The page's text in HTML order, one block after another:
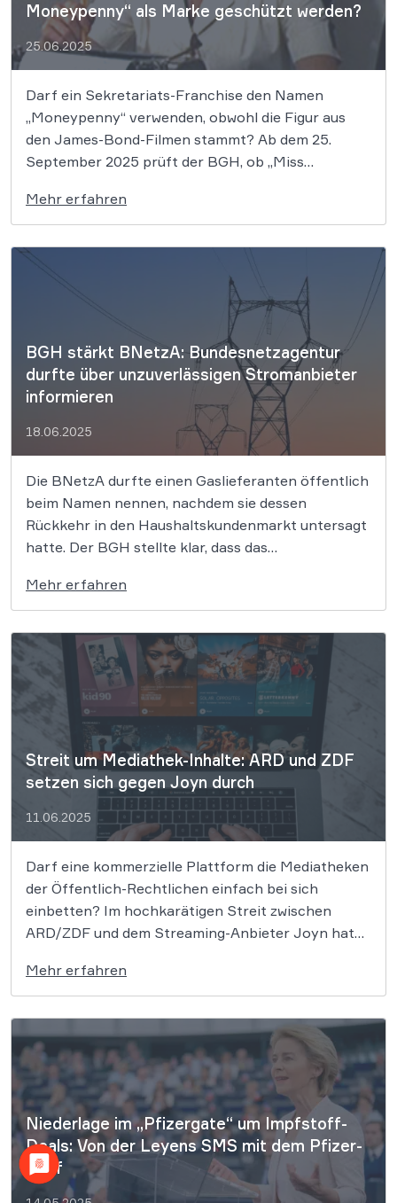
Moneypenny“ als Marke geschützt werden?
25.06.2025
Darf ein Sekretariats-Franchise den Namen
„Moneypenny“ verwenden, obwohl die Figur aus
den James-Bond-Filmen stammt? Ab dem 25.
September 2025 prüft der BGH, ob „Miss
dem 25. September 2025 verhandelt der
Bundesgerichtshof (BGH) darüber, ob die Filmfigur
„Miss Moneypenny“ aus der James Bond Reihe
Mehr erfahren
BGH stärkt BNetzA: Bundesnetzagentur
durfte über unzuverlässigen Stromanbieter
informieren
18.06.2025
Die BNetzA durfte einen Gaslieferanten öffentlich
beim Namen nennen, nachdem sie dessen
Rückkehr in den Haushaltskundenmarkt untersagt
hatte. Der BGH stellte klar, dass das
wiegt als der Reputationsschutz des
Unternehmens. Das Urteil stärkt die
Transparenzpflicht der Behörde und setzt klare
Maßstäbe für künftige Verfahren. Die
Bundesnetzagentur […]
Mehr erfahren
Streit um Mediathek-Inhalte: ARD und ZDF
setzen sich gegen Joyn durch
11.06.2025
Darf eine kommerzielle Plattform die Mediatheken
der Öffentlich-Rechtlichen einfach bei sich
einbetten? Im hochkarätigen Streit zwischen
ARD/ZDF und dem Streaming-Anbieter Joyn hat
getroffen. Das Landgericht (LG) München I hat in
zwei aktuellen Urteilen entschieden, dass der
Streaming-Dienst Joyn die Inhalte der
Mediatheken von […]
Mehr erfahren
Niederlage im „Pfizergate“ um Impfstoff-
Deals: Von der Leyens SMS mit dem Pfizer-
Chef